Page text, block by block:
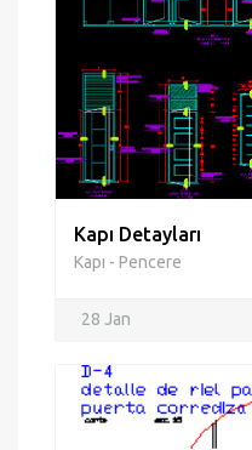
Kapı Detayları
Kapı - Pencere
28 Jan